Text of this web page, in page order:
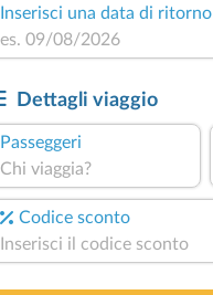
Inserisci una data di ritorno
Dettagli viaggio
Passeggeri
Chi viaggia?
Codice sconto